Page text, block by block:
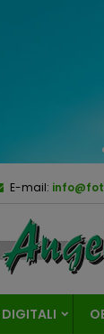
E-mail: